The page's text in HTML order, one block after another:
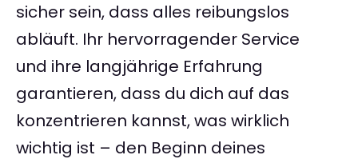
sicher sein, dass alles reibungslos
abläuft. Ihr hervorragender Service
und ihre langjährige Erfahrung
garantieren, dass du dich auf das
konzentrieren kannst, was wirklich
wichtig ist – den Beginn deines